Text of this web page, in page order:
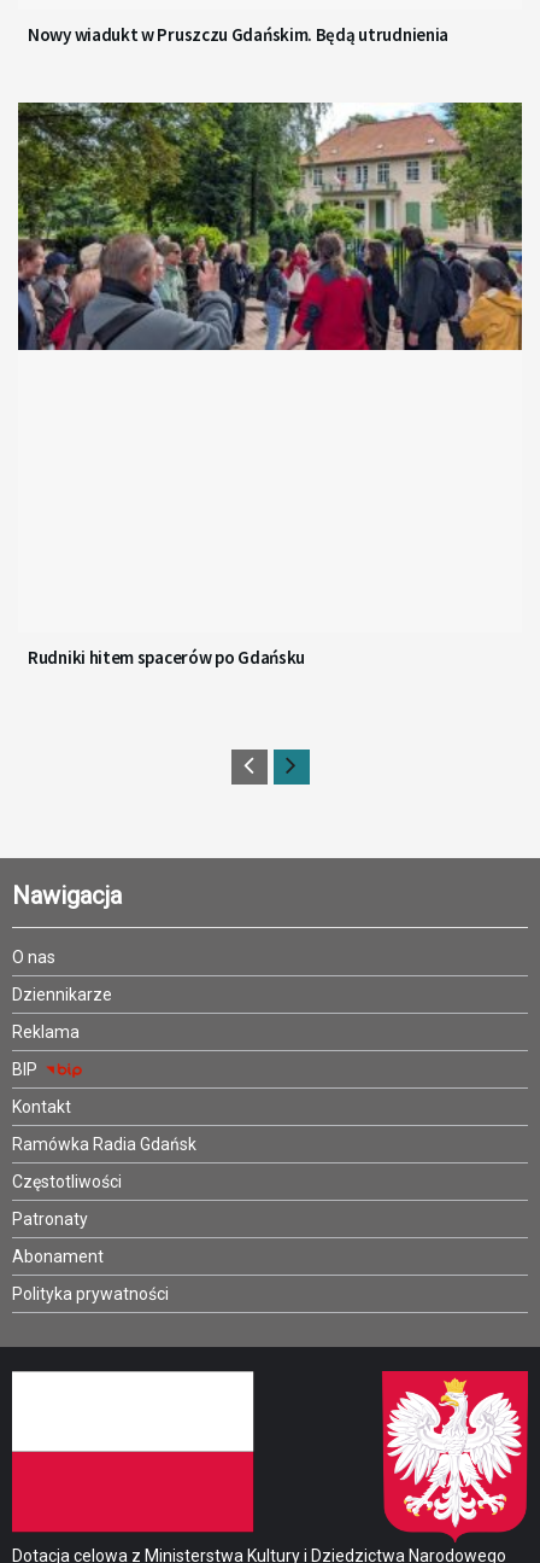
Nowy wiadukt w Pruszczu Gdańskim. Będą utrudnienia
Rudniki hitem spacerów po Gdańsku
Nawigacja
O nas
Dziennikarze
Reklama
BIP
Kontakt
Ramówka Radia Gdańsk
Częstotliwości
Patronaty
Abonament
Polityka prywatności
Dotacja celowa z Ministerstwa Kultury i Dziedzictwa Narodowego